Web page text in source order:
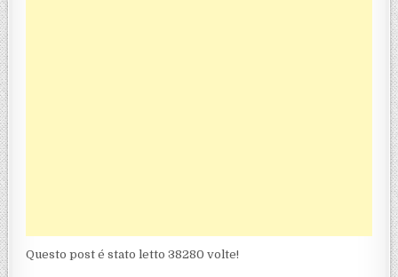
Questo post é stato letto 38280 volte!